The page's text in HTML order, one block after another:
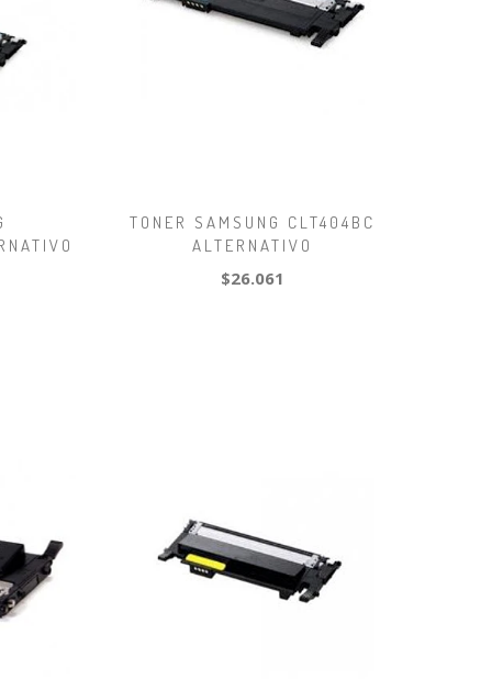
TONER SAMSUNG CLT404BC
ALTERNATIVO
$26.061